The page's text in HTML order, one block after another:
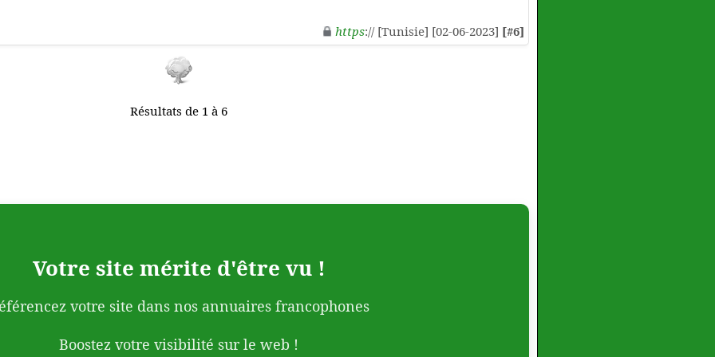
https:// [Tunisie] [02-06-2023] [#6]
Résultats de 1 à 6
Votre site mérite d'être vu !
votre site dans nos annuaires francophones
Boostez votre visibilité sur le web !